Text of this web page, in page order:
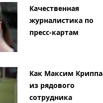
Качественная
журналистика по
пресс-картам
Как Максим Криппа
из рядового
сотрудника